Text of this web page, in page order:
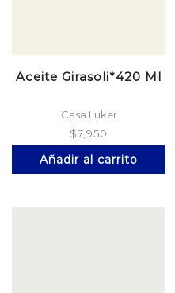
Aceite Girasoli*420 Ml
Casa Luker
$7,950
Añadir al carrito